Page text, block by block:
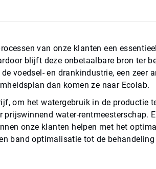
van onze klanten een
blijft deze onbetaalbare bron ter
voedsel- en drankindustrie, een zeer
dan komen ze naar Ecolab.
om het watergebruik in de productie
water-rentmeesterschap.
onze klanten helpen met het
band optimalisatie tot de